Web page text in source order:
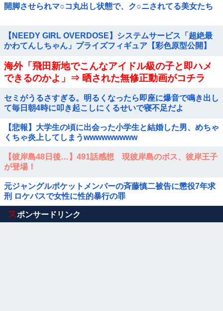
開脚させられマ○コ丸出し状態で、ク○ニされてる美女たち
【NEEDY GIRL OVERDOSE】システムサービス「超絶最
かわてんしちゃん」プライズフィギュア【彩色原型公開】
海外「飛田新地でこんなアイドル級の子と即ハメ
できるのかよ」⇒ 晒された無修正動画がコチラ
セミがうるさすぎる。明るくなったら即座に爆音で鳴き出し
て毎日朝4時に叩き起こしにくるせいで寝不足だよ
【悲報】大学生の頃に出会った小学生と結婚した男、めちゃ
くちゃ炎上してしまうwwwwwwwww
【彼岸島48日後…】491話感想 現彼岸島のボス、彼岸王子
が登場！
元ジャングルポケットメンバーの斉藤慎二被告に懲役7年求
刑 ロケバスで女性に性的暴行の罪
Powered by livedoor 相互RSS
スポンサードリンク